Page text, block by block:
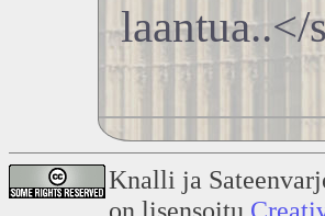
Knalli ja
on lisensoitu